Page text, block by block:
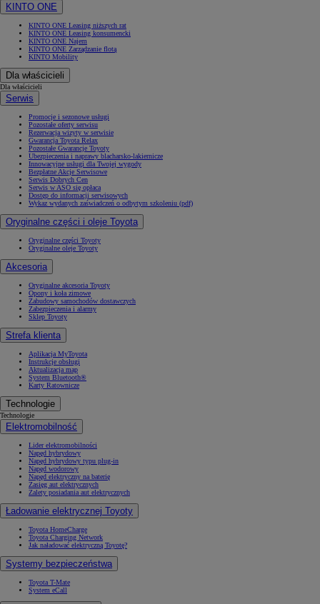
KINTO ONE
KINTO ONE Leasing niższych rat
KINTO ONE Leasing konsumencki
KINTO ONE Najem
KINTO ONE Zarządzanie flotą
KINTO Mobility
Dla właścicieli
Dla właścicieli
Serwis
Promocje i sezonowe usługi
Pozostałe oferty serwisu
Rezerwacja wizyty w serwisie
Gwarancja Toyota Relax
Pozostałe Gwarancje Toyoty
Ubezpieczenia i naprawy blacharsko-lakiernicze
Innowacyjne usługi dla Twojej wygody
Bezpłatne Akcje Serwisowe
Serwis Dobrych Cen
Serwis w ASO się opłaca
Dostęp do informacji serwisowych
Wykaz wydanych zaświadczeń o odbytym szkoleniu (pdf)
Oryginalne części i oleje Toyota
Oryginalne części Toyoty
Oryginalne oleje Toyoty
Akcesoria
Oryginalne akcesoria Toyoty
Opony i koła zimowe
Zabudowy samochodów dostawczych
Zabezpieczenia i alarmy
Sklep Toyoty
Strefa klienta
Aplikacja MyToyota
Instrukcje obsługi
Aktualizacja map
System Bluetooth®
Karty Ratownicze
Technologie
Technologie
Elektromobilność
Lider elektromobilności
Napęd hybrydowy
Napęd hybrydowy typu plug-in
Napęd wodorowy
Napęd elektryczny na baterię
Zasięg aut elektrycznych
Zalety posiadania aut elektrycznych
Ładowanie elektrycznej Toyoty
Toyota HomeCharge
Toyota Charging Network
Jak naładować elektryczną Toyotę?
Systemy bezpieczeństwa
Toyota T-Mate
System eCall